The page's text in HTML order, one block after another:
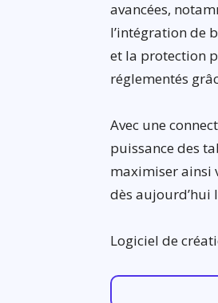
avancées,
l’intégration de
et la protection
réglementés
Avec une
puissance des
maximiser ainsi
dès aujourd’hui
Logiciel de